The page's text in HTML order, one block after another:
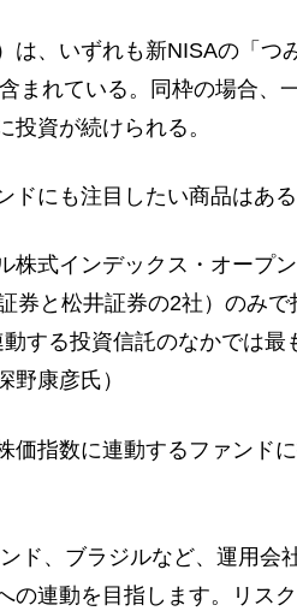
、いずれも新NISAの「つ
まれている。同枠の場合、
資が続けられる。
にも注目したい商品はある
株式インデックス・オープン
券と松井証券の2社）のみで
する投資信託のなかでは最
野康彦氏）
指数に連動するファンド
ド、ブラジルなど、運用会
の連動を目指します。リス